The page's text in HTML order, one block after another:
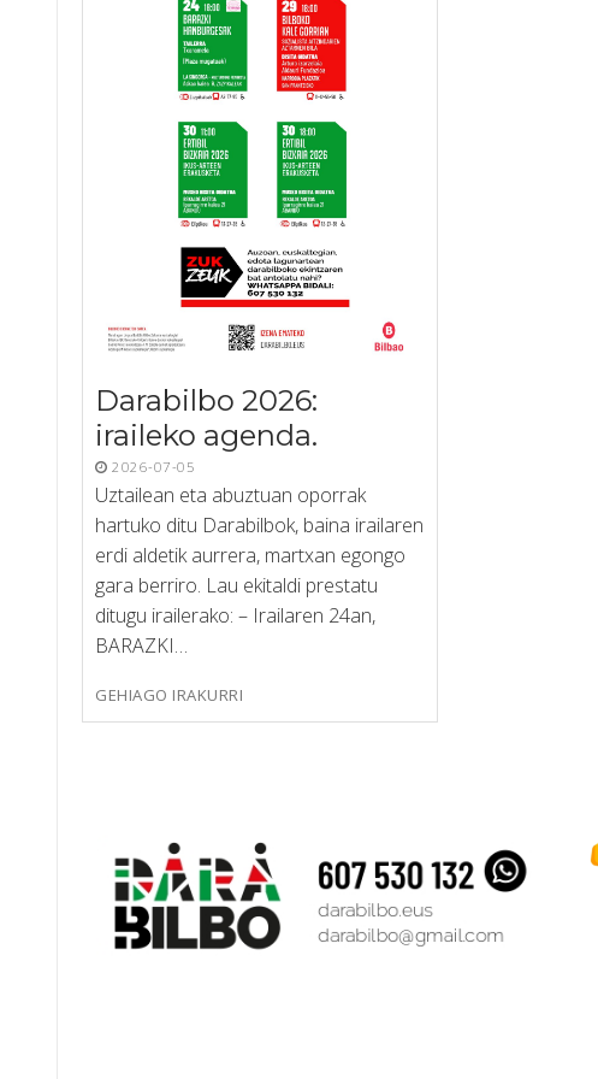
Darabilbo 2026:
iraileko agenda.
2026-07-05
Uztailean eta abuztuan oporrak
hartuko ditu Darabilbok, baina irailaren
erdi aldetik aurrera, martxan egongo
gara berriro. Lau ekitaldi prestatu
ditugu irailerako: – Irailaren 24an,
BARAZKI…
GEHIAGO IRAKURRI